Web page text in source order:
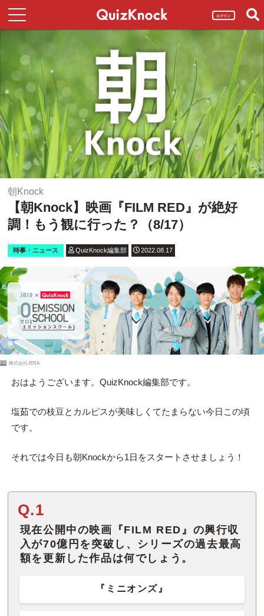
ログイン
朝Knock
【朝Knock】映画『FILM RED』が絶好
調！もう観に行った？（8/17）
時事・ニュース QuizKnock編集部 2022.08.17
PR 株式会社JERA
おはようございます。QuizKnock編集部です。
塩茹での枝豆とカルピスが美味しくてたまらない今日この頃
です。
それでは今日も朝Knockから1日をスタートさせましょう！
Q.1
現在公開中の映画『FILM RED』の興行収
入が70億円を突破し、シリーズの過去最高
額を更新した作品は何でしょう。
『ミニオンズ』